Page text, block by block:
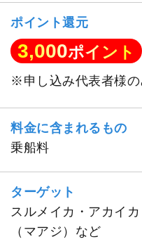
ポイント還元
3,000ポイント
※申し込み代表者様の
料金に含まれるもの
乗船料
ターゲット
スルメイカ・アカイ
（マアジ）など